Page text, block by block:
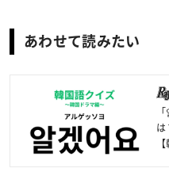
あわせて読みたい
は